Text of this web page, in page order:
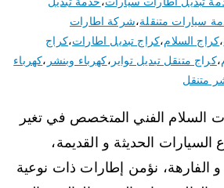
سيارات متنقلة،شركة اطارات
،كراج السلام،كراج تبديل اطارات،كراج
،كراج متنقل تبديل تواير ،كهرباء وبنشر ،كهرباء
متنقل
السلام الفني المتخصص في تغير
السيارات الحديثة و القديمة،
و الفارهة، نؤمن إطارات ذات نوعية